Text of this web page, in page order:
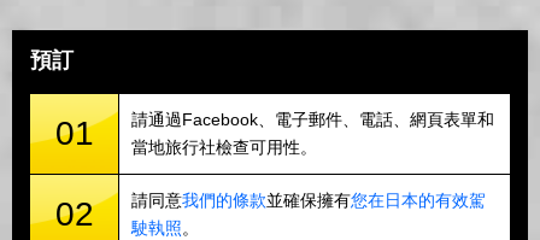
預訂
01
請通過Facebook、電子郵件、電話、網頁表單和
當地旅行社檢查可用性。
02 請同意我們的條款並確保擁有您在日本的有效駕
駛執照。